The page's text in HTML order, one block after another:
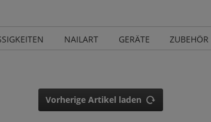
NAILART GERÄTE ZUBEHÖR
Vorherige Artikel laden